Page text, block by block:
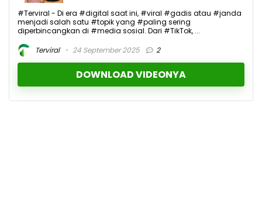
#Terviral - Di era #digital saat ini, #viral #gadis atau #janda
menjadi salah satu #topik yang #paling sering
diperbincangkan di #media sosial. Dari #TikTok, ...
Terviral
24 September 2025 2
DOWNLOAD VIDEONYA